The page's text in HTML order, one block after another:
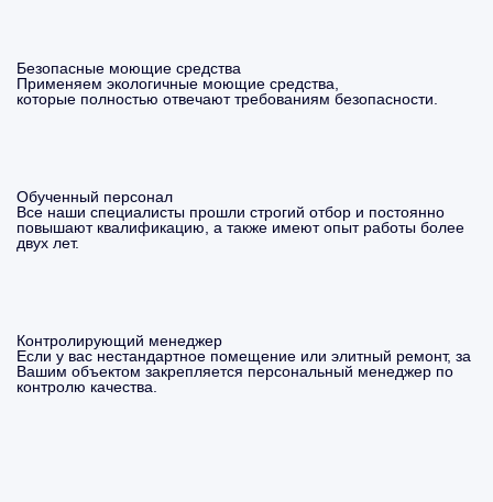
Безопасные моющие средства
Применяем экологичные моющие средства,
которые полностью отвечают требованиям безопасности.
Обученный персонал
Все наши специалисты прошли строгий отбор и постоянно
повышают квалификацию, а также имеют опыт работы более
двух лет.
Контролирующий менеджер
Если у вас нестандартное помещение или элитный ремонт, за
Вашим объектом закрепляется персональный менеджер по
контролю качества.